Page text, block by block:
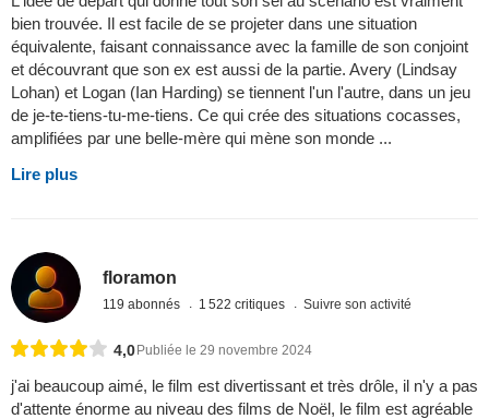
bien trouvée. Il est facile de se projeter dans une situation
équivalente, faisant connaissance avec la famille de son conjoint
et découvrant que son ex est aussi de la partie. Avery (Lindsay
Lohan) et Logan (Ian Harding) se tiennent l'un l'autre, dans un jeu
de je-te-tiens-tu-me-tiens. Ce qui crée des situations cocasses,
amplifiées par une belle-mère qui mène son monde ...
Lire plus
floramon
119 abonnés 1 522 critiques Suivre son activité
4,0Publiée le 29 novembre 2024
j'ai beaucoup aimé, le film est divertissant et très drôle, il n'y a pas
d'attente énorme au niveau des films de Noël, le film est agréable